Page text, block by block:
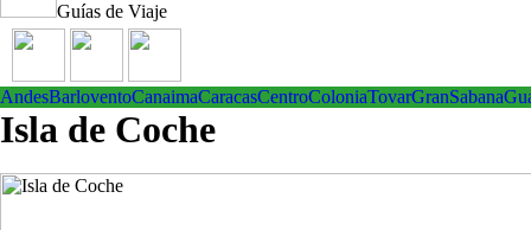
Guías de Viaje
AndesBarloventoCanaimaCaracasCentroColoniaTovarGranSabana
Isla de Coche